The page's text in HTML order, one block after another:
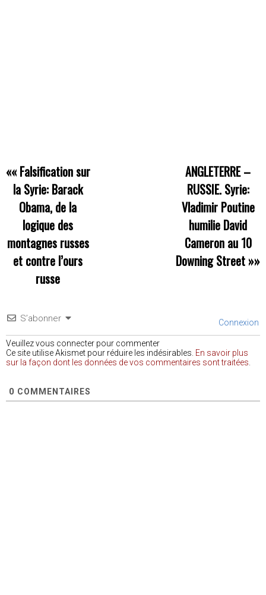
«« Falsification sur
la Syrie: Barack
Obama, de la
logique des
montagnes russes
et contre l’ours
russe
ANGLETERRE –
RUSSIE. Syrie:
Vladimir Poutine
humilie David
Cameron au 10
Downing Street »»
S’abonner Connexion
Veuillez vous connecter pour commenter
Ce site utilise Akismet pour réduire les indésirables. En savoir plus
sur la façon dont les données de vos commentaires sont traitées
0 COMMENTAIRES